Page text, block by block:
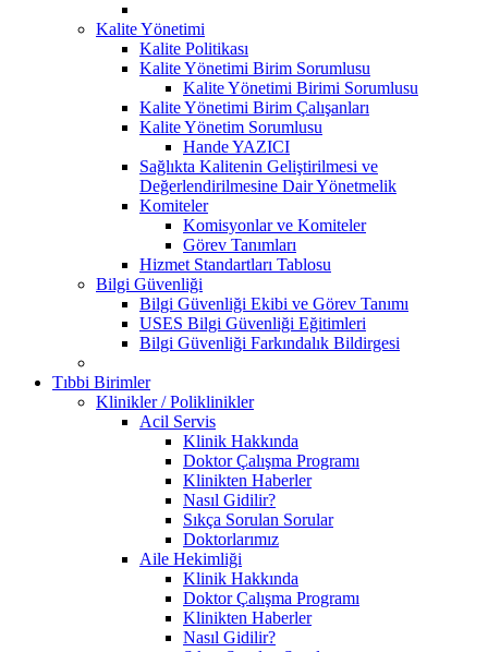
Kalite Yönetimi
Kalite Politikası
Kalite Yönetimi Birim Sorumlusu
Kalite Yönetimi Birimi Sorumlusu
Kalite Yönetimi Birim Çalışanları
Kalite Yönetim Sorumlusu
Hande YAZICI
Sağlıkta Kalitenin Geliştirilmesi ve
Değerlendirilmesine Dair Yönetmelik
Komiteler
Komisyonlar ve Komiteler
Görev Tanımları
Hizmet Standartları Tablosu
Bilgi Güvenliği
Bilgi Güvenliği Ekibi ve Görev Tanımı
USES Bilgi Güvenliği Eğitimleri
Bilgi Güvenliği Farkındalık Bildirgesi
Tıbbi Birimler
Klinikler / Poliklinikler
Acil Servis
Klinik Hakkında
Doktor Çalışma Programı
Klinikten Haberler
Nasıl Gidilir?
Sıkça Sorulan Sorular
Doktorlarımız
Aile Hekimliği
Klinik Hakkında
Doktor Çalışma Programı
Klinikten Haberler
Nasıl Gidilir?